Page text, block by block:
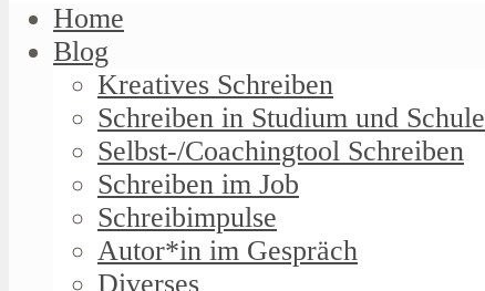
Home
Blog
Kreatives Schreiben
Schreiben in Studium und Schule
Selbst-/Coachingtool Schreiben
Schreiben im Job
Schreibimpulse
Autor*in im Gespräch
Diverses